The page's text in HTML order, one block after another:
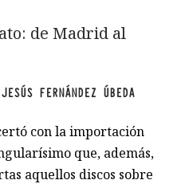
de Madrid al
JESÚS FERNÁNDEZ ÚBEDA
con la importación
que, además,
aquellos discos sobre